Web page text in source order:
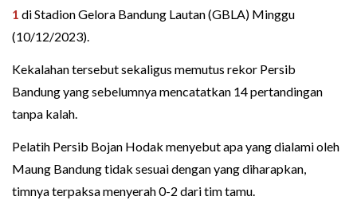
1 di Stadion Gelora Bandung Lautan (GBLA) Minggu
(10/12/2023).
Kekalahan tersebut sekaligus memutus rekor Persib
Bandung yang sebelumnya mencatatkan 14 pertandingan
tanpa kalah.
Pelatih Persib Bojan Hodak menyebut apa yang dialami oleh
Maung Bandung tidak sesuai dengan yang diharapkan,
timnya terpaksa menyerah 0-2 dari tim tamu.